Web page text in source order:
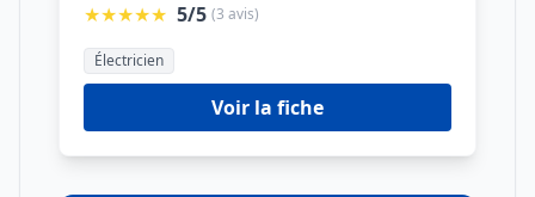
★★★★★ 5/5 (3 avis)
Électricien
Voir la fiche